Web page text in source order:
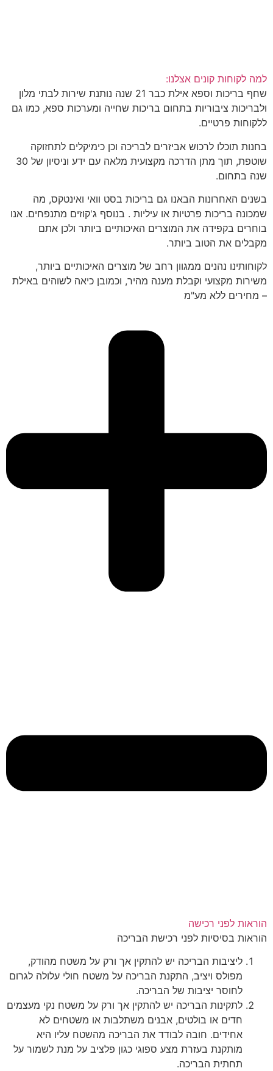
למה לקוחות קונים אצלנו:
שחף בריכות וספא אילת כבר 21 שנה נותנת שירות לבתי מלון
ולבריכות ציבוריות בתחום בריכות שחייה ומערכות ספא, כמו גם
ללקוחות פרטיים.
בחנות תוכלו לרכוש אביזרים לבריכה וכן כימיקלים לתחזוקה
שוטפת, תוך מתן הדרכה מקצועית מלאה עם ידע וניסיון של 30
שנה בתחום.
בשנים האחרונות הבאנו גם בריכות בסט וואי ואינטקס, מה
שמכונה בריכות פרטיות או עיליות . בנוסף ג'קוזים מתנפחים. אנו
בוחרים בקפידה את המוצרים האיכותיים ביותר ולכן אתם
מקבלים את הטוב ביותר.
לקוחותינו נהנים ממגוון רחב של מוצרים האיכותיים ביותר,
משירות מקצועי וקבלת מענה מהיר, וכמובן כיאה לשוהים באילת
– מחירים ללא מע"מ
הוראות לפני רכישה
הוראות בסיסיות לפני רכישת הבריכה
ליציבות הבריכה יש להתקין אך ורק על משטח מהודק,
מפולס ויציב, התקנת הבריכה על משטח חולי עלולה לגרום
לחוסר יציבות של הבריכה.
לתקינות הבריכה יש להתקין אך ורק על משטח נקי מעצמים
חדים או בולטים, אבנים משתלבות או משטחים לא
אחידים. חובה לבודד את הבריכה מהשטח עליו היא
מותקנת בעזרת מצע ספוגי כגון פלציב על מנת לשמור על
תחתית הבריכה.